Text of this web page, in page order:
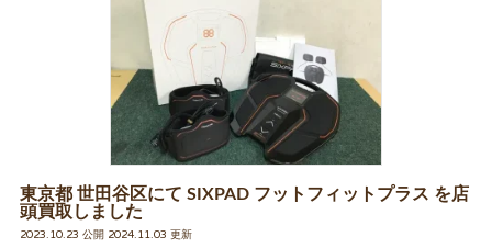
東京都 世田谷区にて SIXPAD フットフィットプラス を店
頭買取しました
2023.10.23 公開 2024.11.03 更新